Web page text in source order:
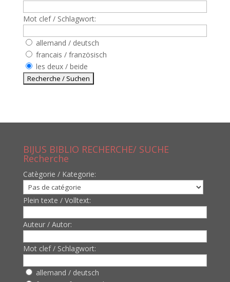
Mot clef / Schlagwort:
allemand / deutsch
francais / französisch
les deux / beide
BIJUS BIBLIO RECHERCHE/ SUCHE
Recherche
Catègorie / Kategorie:
Plein texte / Volltext:
Auteur / Autor:
Mot clef / Schlagwort:
allemand / deutsch